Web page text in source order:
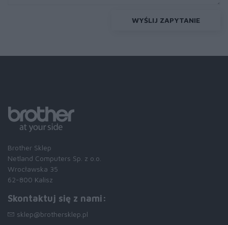
WYŚLIJ ZAPYTANIE
Brother Sklep
Netland Computers Sp. z o.o.
Wrocławska 35
62-800 Kalisz
Skontaktuj się z nami:
sklep@brothersklep.pl